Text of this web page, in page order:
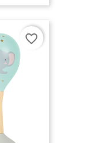
favorite_border